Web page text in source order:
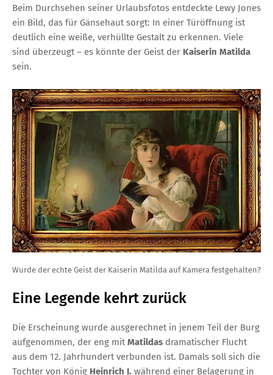
Beim Durchsehen seiner Urlaubsfotos entdeckte Lewy Jones
ein Bild, das für Gänsehaut sorgt: In einer Türöffnung ist
deutlich eine weiße, verhüllte Gestalt zu erkennen. Viele
sind überzeugt – es könnte der Geist der Kaiserin Matilda
sein.
Wurde der echte Geist der Kaiserin Matilda auf Kamera festgehalten?
Eine Legende kehrt zurück
Die Erscheinung wurde ausgerechnet in jenem Teil der Burg
aufgenommen, der eng mitMatildas dramatischer Flucht
aus dem 12. Jahrhundert verbunden ist. Damals soll sich die
Tochter von König Heinrich I. während einer Belagerung in